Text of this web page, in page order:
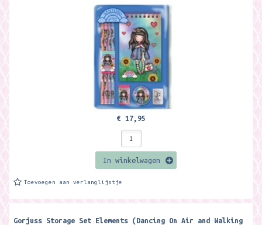
€ 17,95
In winkelwagen
Toevoegen aan verlanglijstje
Gorjuss Storage Set Elements (Dancing On Air and Walking